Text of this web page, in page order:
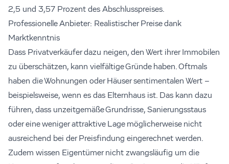
2,5 und 3,57 Prozent des Abschlusspreises.
Professionelle Anbieter: Realistischer Preise dank
Marktkenntnis
Dass Privatverkäufer dazu neigen, den Wert ihrer Immobilen
zu überschätzen, kann vielfältige Gründe haben. Oftmals
haben die Wohnungen oder Häuser sentimentalen Wert –
beispielsweise, wenn es das Elternhaus ist. Das kann dazu
führen, dass unzeitgemäße Grundrisse, Sanierungsstaus
oder eine weniger attraktive Lage möglicherweise nicht
ausreichend bei der Preisfindung eingerechnet werden.
Zudem wissen Eigentümer nicht zwangsläufig um die